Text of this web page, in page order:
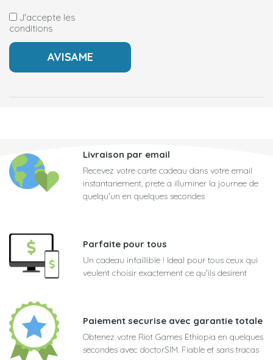
J'accepte les
conditions
Livraison par email
Recevez votre carte cadeau dans votre email
instantanement, prete a illuminer la journee de
quelqu'un en quelques secondes
Parfaite pour tous
Un cadeau infaillible ! Ideal pour tous ceux qui
veulent choisir exactement ce qu'ils desirent
Paiement securise avec garantie totale
Obtenez votre Riot Games Ethiopia en quelques
secondes avec doctorSIM. Fiable et sans tracas